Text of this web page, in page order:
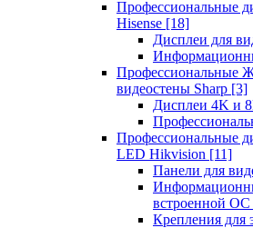
Профессиональные
Hisense [18]
Дисплеи для
Профессиональные
видеостены Sharp [3]
Дисплеи 4K и
Профессиональные
LED Hikvision [11]
Панели для
встроенной ОС
Крепления для